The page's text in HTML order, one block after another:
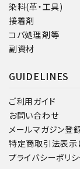
染料(革・工具)
接着剤
コバ処理剤等
副資材
GUIDELINES
ご利用ガイド
お問い合わせ
メールマガジン登
特定商取引法表示
プライバシーポリ